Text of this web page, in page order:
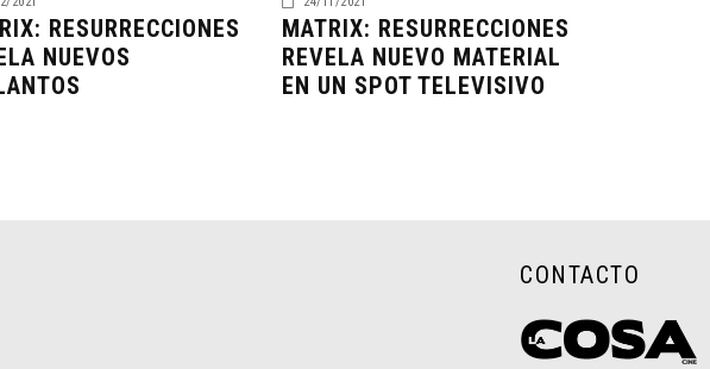
RESURRECCIONES
NUEVOS
MATRIX: RESURRECCIONES
REVELA NUEVO MATERIAL
EN UN SPOT TELEVISIVO
CONTACTO